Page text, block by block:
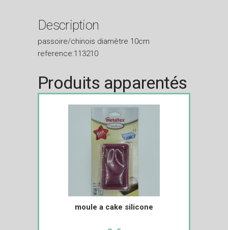
Description
passoire/chinois diamètre 10cm
reference:113210
Produits apparentés
moule a cake silicone